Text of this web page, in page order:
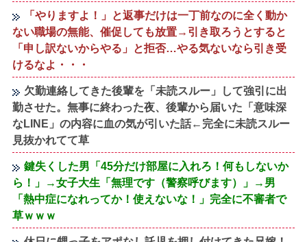
「やりますよ！」と返事だけは一丁前なのに全く動か
ない職場の無能、催促しても放置→引き取ろうとすると
「申し訳ないからやる」と拒否…やる気ないなら引き受
けるなよ・・・
欠勤連絡してきた後輩を「未読スルー」して強引に出
勤させた。無事に終わった夜、後輩から届いた「意味深
なLINE」の内容に血の気が引いた話←完全に未読スルー
見抜かれてて草
鍵失くした男「45分だけ部屋に入れろ！何もしないか
ら！」→女子大生「無理です（警察呼びます）」→男
「熱中症になれってか！使えないな！」完全に不審者で
草ｗｗｗ